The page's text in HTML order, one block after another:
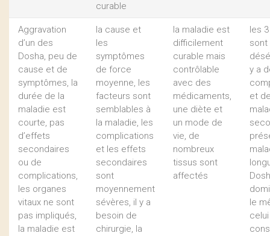
curable
Aggravation
d’un des
Dosha, peu de
cause et de
symptômes, la
durée de la
maladie est
courte, pas
d’effets
secondaires
ou de
complications,
les organes
vitaux ne sont
pas impliqués,
la maladie est
la cause et
les
symptômes
de force
moyenne, les
facteurs sont
semblables à
la maladie, les
complications
et les effets
secondaires
sont
moyennement
sévères, il y a
besoin de
chirurgie, la
la maladie est
difficilement
curable mais
contrôlable
avec des
médicaments,
une diète et
un mode de
vie, de
nombreux
tissus sont
affectés
les
sont
y a
et
le